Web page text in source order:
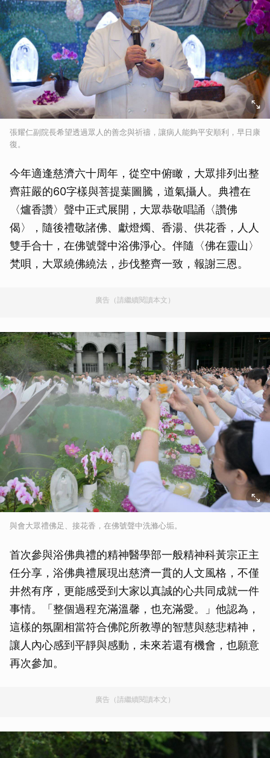
張耀仁副院長希望透過眾人的善念與祈禱，讓病人能夠平安順利，早日康
復。
今年適逢慈濟六十周年，從空中俯瞰，大眾排列出整
齊莊嚴的60字樣與菩提葉圖騰，道氣攝人。典禮在
〈爐香讚〉聲中正式展開，大眾恭敬唱誦〈讚佛
偈〉，隨後禮敬諸佛、獻燈燭、香湯、供花香，人人
雙手合十，在佛號聲中浴佛淨心。伴隨〈佛在靈山〉
梵唄，大眾繞佛繞法，步伐整齊一致，報謝三恩。
廣告（請繼續閱讀本文）
與會大眾禮佛足、接花香，在佛號聲中洗滌心垢。
首次參與浴佛典禮的精神醫學部一般精神科黃宗正主
任分享，浴佛典禮展現出慈濟一貫的人文風格，不僅
井然有序，更能感受到大家以真誠的心共同成就一件
事情。「整個過程充滿溫馨，也充滿愛。」他認為，
這樣的氛圍相當符合佛陀所教導的智慧與慈悲精神，
讓人內心感到平靜與感動，未來若還有機會，也願意
再次參加。
廣告（請繼續閱讀本文）